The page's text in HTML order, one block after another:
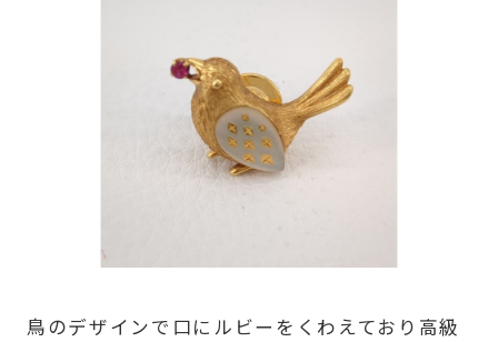
鳥のデザインで口にルビーをくわえており高級